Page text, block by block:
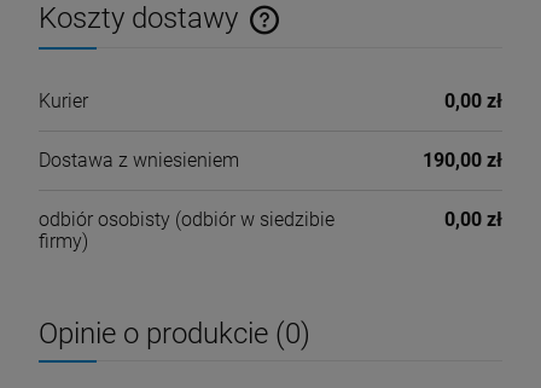
Koszty dostawy
Cena nie zawiera ewentualnych kosztów płatności
Kurier 0,00 zł
Dostawa z wniesieniem 190,00 zł
odbiór osobisty (odbiór w siedzibie
firmy)
0,00 zł
Opinie o produkcie (0)